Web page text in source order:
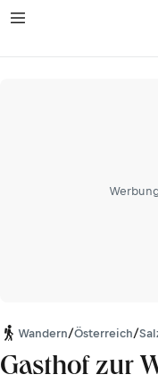
Wandern/Österreich/
Gasthof zur